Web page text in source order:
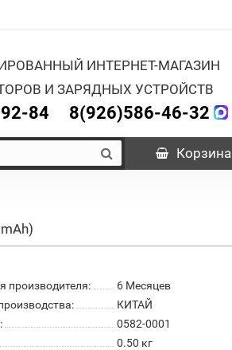
ИНТЕРНЕТ-МАГАЗИН
И ЗАРЯДНЫХ УСТРОЙСТВ
84 8(926)586-46-32
Корзина
производителя:
6 Месяцев
КИТАЙ
0582-0001
0.50 кг